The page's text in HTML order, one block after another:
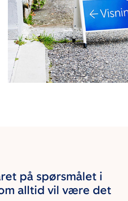
på spørsmålet i
alltid vil være det